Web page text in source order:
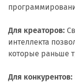
Для креаторов:
интеллекта
которые раньше
Для конкурентов: